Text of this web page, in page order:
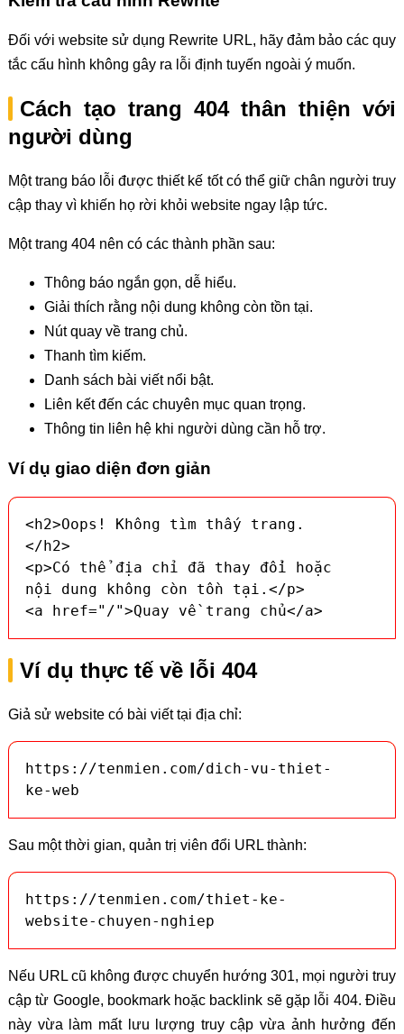
Đối với website sử dụng Rewrite URL, hãy đảm bảo các quy
tắc cấu hình không gây ra lỗi định tuyến ngoài ý muốn.
Cách tạo trang 404 thân thiện với
người dùng
Một trang báo lỗi được thiết kế tốt có thể giữ chân người truy
cập thay vì khiến họ rời khỏi website ngay lập tức.
Một trang 404 nên có các thành phần sau:
Thông báo ngắn gọn, dễ hiểu.
Giải thích rằng nội dung không còn tồn tại.
Nút quay về trang chủ.
Thanh tìm kiếm.
Danh sách bài viết nổi bật.
Liên kết đến các chuyên mục quan trọng.
Thông tin liên hệ khi người dùng cần hỗ trợ.
Ví dụ giao diện đơn giản
<h2>Oops! Không tìm thấy trang.
</h2>
<p>Có thể địa chỉ đã thay đổi hoặc
nội dung không còn tồn tại.</p>
<a href="/">Quay về trang chủ</a>
Ví dụ thực tế về lỗi 404
Giả sử website có bài viết tại địa chỉ:
https://tenmien.com/dich-vu-thiet-
ke-web
Sau một thời gian, quản trị viên đổi URL thành:
https://tenmien.com/thiet-ke-
website-chuyen-nghiep
Nếu URL cũ không được chuyển hướng 301, mọi người truy
cập từ Google, bookmark hoặc backlink sẽ gặp lỗi 404. Điều
này vừa làm mất lưu lượng truy cập vừa ảnh hưởng đến